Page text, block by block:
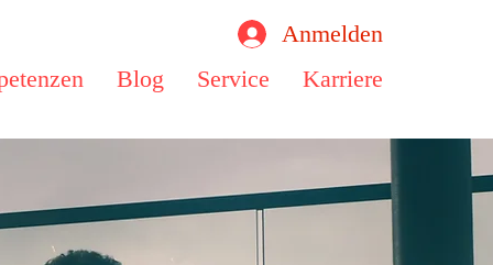
Anmelden
Blog Service Karriere